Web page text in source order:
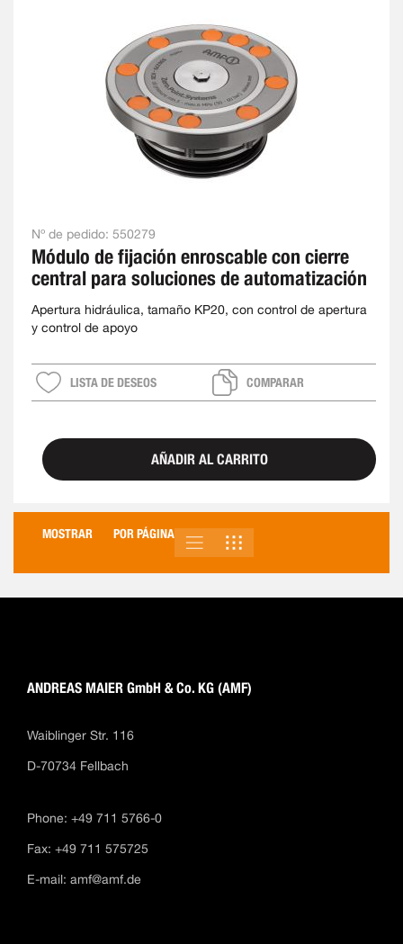
Nº de pedido: 550279
Módulo de fijación enroscable con cierre
central para soluciones de automatización
Apertura hidráulica, tamaño KP20, con control de apertura
y control de apoyo
LISTA DE DESEOS COMPARAR
AÑADIR AL CARRITO
MOSTRAR POR PÁGINA
VER
COMO
LISTA
ANDREAS MAIER GmbH & Co. KG (AMF)
Waiblinger Str. 116
D-70734 Fellbach
Phone: +49 711 5766-0
Fax: +49 711 575725
E-mail: amf@amf.de